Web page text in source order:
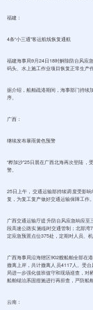
福建：
4条“小三通”客运航线恢复通航
福建海事局9月24日18时解除防台风应
码头、水上施工作业项目恢复正常生产
据介绍，船舶疏港期间，海事部门持续
序。
广西：
继续发布暴雨黄色预警
“桦加沙”25日晨在广西北海再次登陆
警。
25日上午，交通运输部持续调度受影
复，为复工复产做好交通运输保障工作。
广西交通运输厅提升防台风应急响应
段高速公路实施临时交通管制；北部
定应急预置点位375处，定期对人员、机
广西海事局沿海辖区902艘船舶全部在
撤离上岸，共计撤离人员4117人。受
局进一步强化值班值守和现场巡查，对
船舶锚泊系固措施进行再排查，严防船
云南：